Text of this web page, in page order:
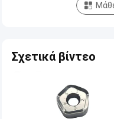
Σχετικά βίντεο